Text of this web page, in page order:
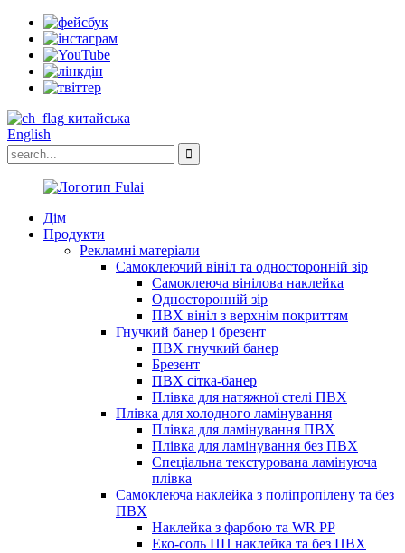
китайська
English
Дім
Продукти
Рекламні матеріали
Самоклеючий вініл та односторонній зір
Самоклеюча вінілова наклейка
Односторонній зір
ПВХ вініл з верхнім покриттям
Гнучкий банер і брезент
ПВХ гнучкий банер
Брезент
ПВХ сітка-банер
Плівка для натяжної стелі ПВХ
Плівка для холодного ламінування
Плівка для ламінування ПВХ
Плівка для ламінування без ПВХ
Спеціальна текстурована ламінуюча
плівка
Самоклеюча наклейка з поліпропілену та без
ПВХ
Наклейка з фарбою та WR PP
Еко-соль ПП наклейка та без ПВХ